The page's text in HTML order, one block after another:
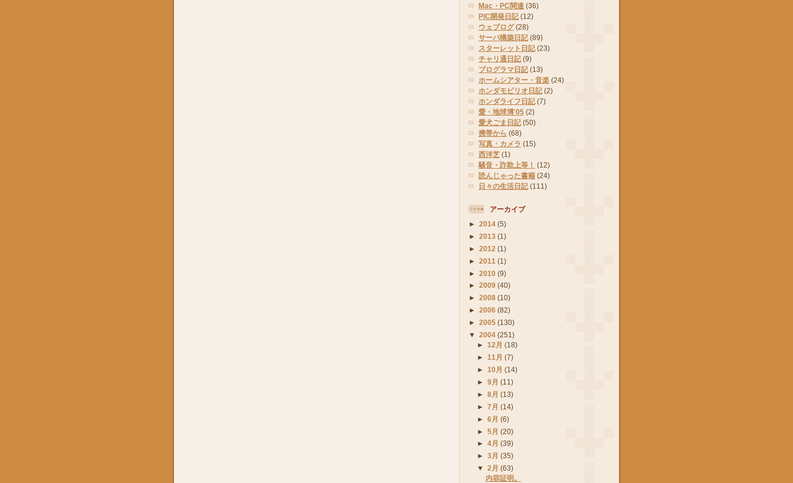
Mac・PC関連 (36)
PIC開発日記 (12)
ウェブログ (28)
サーバ構築日記 (89)
スターレット日記 (23)
チャリ通日記 (9)
プログラマ日記 (13)
ホームシアター・音楽 (24)
ホンダモビリオ日記 (2)
ホンダライフ日記 (7)
愛・地球博'05 (2)
愛犬ごま日記 (50)
携帯から (68)
写真・カメラ (15)
西洋芝 (1)
騒音・詐欺上等！
(12)
読んじゃった書籍 (24)
日々の生活日記 (111)
アーカイブ
► 2014 (5)
► 2013 (1)
► 2012 (1)
► 2011 (1)
► 2010 (9)
► 2009 (40)
► 2008 (10)
► 2006 (82)
► 2005 (130)
▼ 2004 (251)
►12月(18)
►11月(7)
►10月(14)
►9月(11)
►8月(13)
►7月(14)
►6月(6)
►5月(20)
►4月(39)
►3月(35)
▼2月(63)
内容証明。